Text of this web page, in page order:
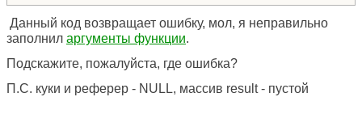
Данный код возвращает ошибку, мол, я неправильно
заполнил аргументы функции.
Подскажите, пожалуйста, где ошибка?
П.С. куки и реферер - NULL, массив result - пустой